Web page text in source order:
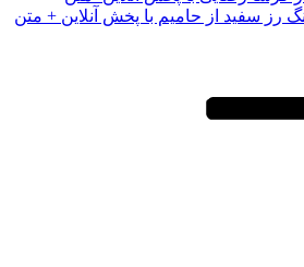
رز سفید از حامیم با پخش آنلاین + متن